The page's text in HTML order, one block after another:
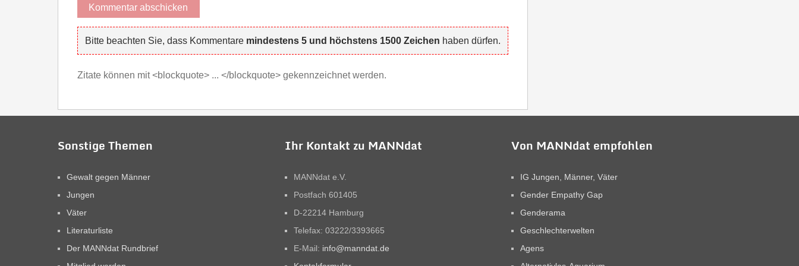
Bitte beachten Sie, dass Kommentare mindestens 5 und höchstens 1500 Zeichen haben dürfen.
Zitate können mit <blockquote> ... </blockquote> gekennzeichnet werden.
Sonstige Themen
Gewalt gegen Männer
Jungen
Väter
Literaturliste
Der MANNdat Rundbrief
Ihr Kontakt zu MANNdat
MANNdat e.V.
Postfach 601405
D-22214 Hamburg
Telefax: 03222/3393665
E-Mail: info@manndat.de
Von MANNdat empfohlen
IG Jungen, Männer, Väter
Gender Empathy Gap
Genderama
Geschlechterwelten
Agens